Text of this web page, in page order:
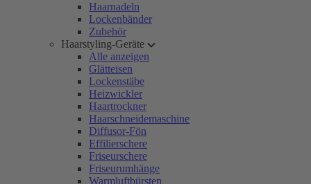
Haarnadeln
Lockenbänder
Zubehör
Haarstyling-Geräte
Alle anzeigen
Glätteisen
Lockenstäbe
Heizwickler
Haartrockner
Haarschneidemaschine
Diffusor-Fön
Effilierschere
Friseurschere
Friseurumhänge
Warmluftbürsten